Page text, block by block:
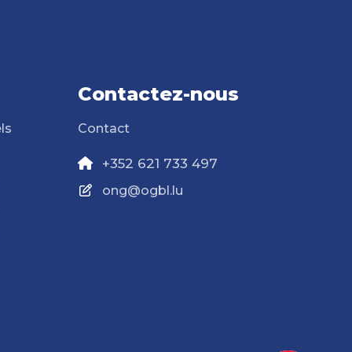
Contactez-nous
Contact
+352 621 733 497
ong@ogbl.lu